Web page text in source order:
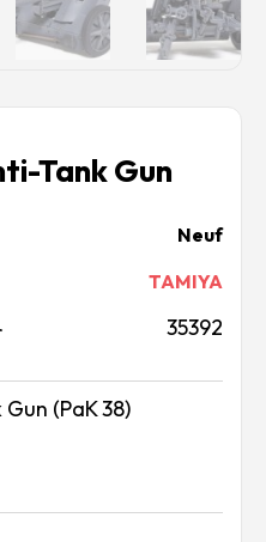
Tank Gun
Neuf
TAMIYA
35392
(PaK 38)